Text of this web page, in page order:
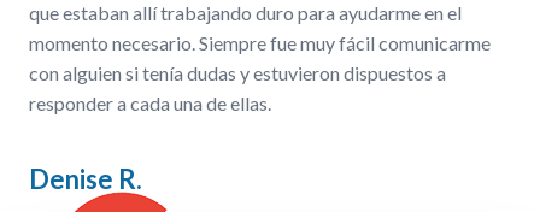
que estaban allí trabajando duro para ayudarme en el
momento necesario. Siempre fue muy fácil comunicarme
con alguien si tenía dudas y estuvieron dispuestos a
responder a cada una de ellas.
Denise R.